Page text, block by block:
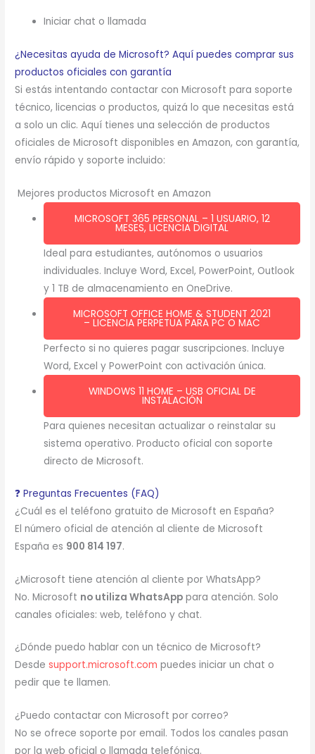
Iniciar chat o llamada
¿Necesitas ayuda de Microsoft? Aquí puedes comprar sus
productos oficiales con garantía
Si estás intentando contactar con Microsoft para soporte
técnico, licencias o productos, quizá lo que necesitas está
a solo un clic. Aquí tienes una selección de productos
oficiales de Microsoft disponibles en Amazon, con garantía,
envío rápido y soporte incluido:
Mejores productos Microsoft en Amazon
MICROSOFT 365 PERSONAL – 1 USUARIO, 12
MESES, LICENCIA DIGITAL
Ideal para estudiantes, autónomos o usuarios
individuales. Incluye Word, Excel, PowerPoint, Outlook
y 1 TB de almacenamiento en OneDrive.
MICROSOFT OFFICE HOME & STUDENT 2021
– LICENCIA PERPETUA PARA PC O MAC
Perfecto si no quieres pagar suscripciones. Incluye
Word, Excel y PowerPoint con activación única.
WINDOWS 11 HOME – USB OFICIAL DE
INSTALACIÓN
Para quienes necesitan actualizar o reinstalar su
sistema operativo. Producto oficial con soporte
directo de Microsoft.
❓ Preguntas Frecuentes (FAQ)
¿Cuál es el teléfono gratuito de Microsoft en España?
El número oficial de atención al cliente de Microsoft
España es 900 814 197.
¿Microsoft tiene atención al cliente por WhatsApp?
No. Microsoft no utiliza WhatsApp para atención. Solo
canales oficiales: web, teléfono y chat.
¿Dónde puedo hablar con un técnico de Microsoft?
Desdesupport.microsoft.com puedes iniciar un chat o
pedir que te llamen.
¿Puedo contactar con Microsoft por correo?
No se ofrece soporte por email. Todos los canales pasan
por la web oficial o llamada telefónica.